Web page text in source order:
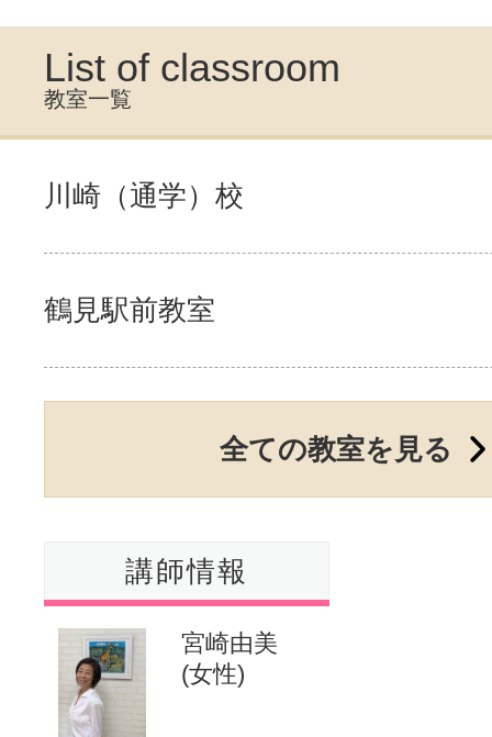
List of classroom
教室一覧
川崎（通学）校
鶴見駅前教室
全ての教室を見る
講師情報
宮崎由美
(女性)